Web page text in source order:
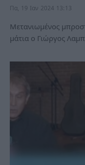
Πα, 19 Ιαν 2024 13:13
Μετανιωμένος
μάτια ο Γιώργος